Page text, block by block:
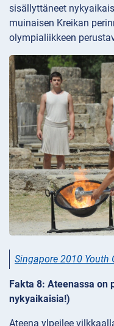
sisällyttäneet
muinaisen Kreikan
olympialiikkeen
Singapore 2010 Youth
Fakta 8: Ateenassa on
nykyaikaisia!)
Ateena ylpeilee